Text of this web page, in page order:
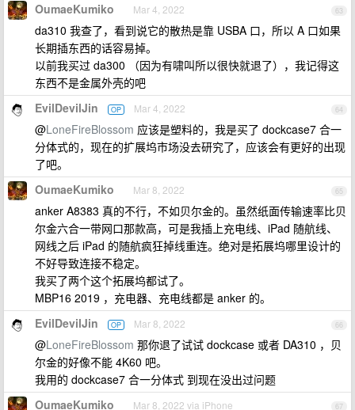
63
OumaeKumiko Mar 4, 2022
da310 我查了，看到说它的散热是靠 USBA 口，所以 A 口如果
长期插东西的话容易掉。
以前我买过 da300 （因为有啸叫所以很快就退了），我记得这
东西不是金属外壳的吧
64
EvilDevilJin OP Mar 4, 2022
@LoneFireBlossom 应该是塑料的，我是买了 dockcase7 合一
分体式的，现在的扩展坞市场没去研究了，应该会有更好的出现
了吧。
65
OumaeKumiko Mar 8, 2022
anker A8383 真的不行，不如贝尔金的。虽然纸面传输速率比贝
尔金六合一带网口那款高，可是我插上充电线、iPad 随航线、
网线之后 iPad 的随航疯狂掉线重连。绝对是拓展坞哪里设计的
不好导致连接不稳定。
我买了两个这个拓展坞都试了。
MBP16 2019 ，充电器、充电线都是 anker 的。
66
EvilDevilJin OP Mar 8, 2022
@LoneFireBlossom 那你退了试试 dockcase 或者 DA310 ，贝
尔金的好像不能 4K60 吧。
我用的 dockcase7 合一分体式 到现在没出过问题
67
OumaeKumiko Mar 8, 2022 via iPhone